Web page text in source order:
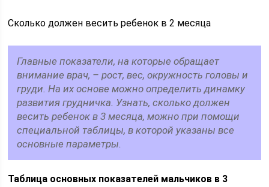
Сколько должен весить ребенок в 2 месяца
Главные показатели, на которые обращает
внимание врач, – рост, вес, окружность головы и
груди. На их основе можно определить динамку
развития грудничка. Узнать, сколько должен
весить ребенок в 3 месяца, можно при помощи
специальной таблицы, в которой указаны все
основные параметры.
Таблица основных показателей мальчиков в 3